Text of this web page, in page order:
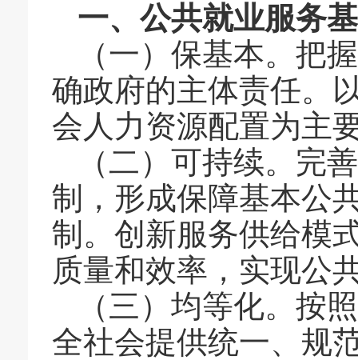
一、公共就业服务
（一）保基本。把
确政府的主体责任。
会人力资源配置为主
（二）可持续。完
制，形成保障基本公
制。创新服务供给模
质量和效率，实现公
（三）均等化。按
全社会提供统一、规